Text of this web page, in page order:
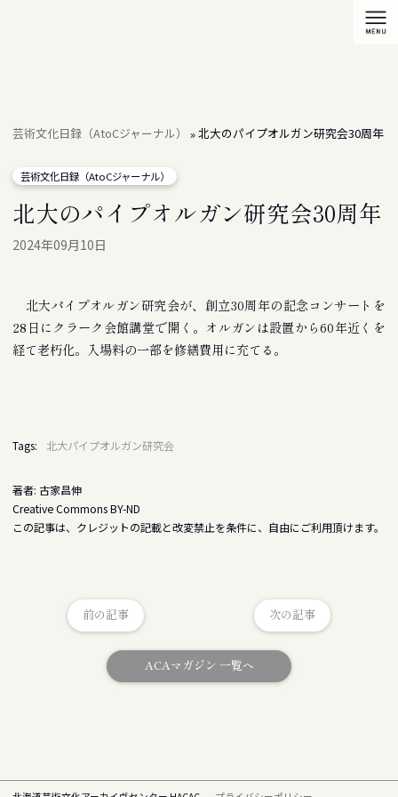
芸術文化日録（AtoCジャーナル） »北大のパイプオルガン研究会30周年
芸術文化日録（AtoCジャーナル）
北大のパイプオルガン研究会30周年
2024年09月10日
北大パイプオルガン研究会が、創立30周年の記念コンサートを
28日にクラーク会館講堂で開く。オルガンは設置から60年近くを
経て老朽化。入場料の一部を修繕費用に充てる。
Tags: 北大パイプオルガン研究会
著者: 古家昌伸
Creative Commons BY-ND
この記事は、クレジットの記載と改変禁止を条件に、自由にご利用頂けます。
前の記事
ACAマガジン 一覧へ
次の記事